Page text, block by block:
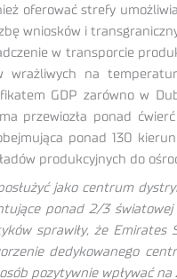
oferować strefy
wniosków i
w transporcie
na
GDP zarówno w
przewiozła ponad
ponad 130
produkcyjnych do
jako centrum
ponad 2/3
sprawiły, że
dedykowanego
pozytywnie wpływać na